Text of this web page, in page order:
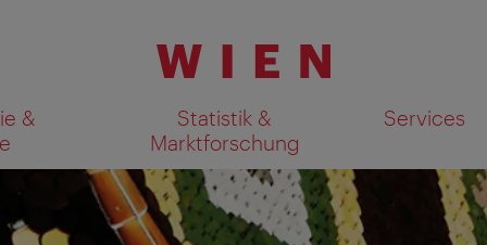
&
Statistik &
Marktforschung
Services
Suchergebnisse auf Karte